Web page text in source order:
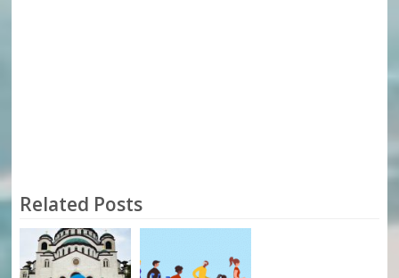
Related Posts